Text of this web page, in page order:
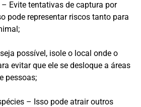
Evite tentativas de captura por
pode representar riscos tanto para
possível, isole o local onde o
evitar que ele se desloque a áreas
pessoas;
– Isso pode atrair outros